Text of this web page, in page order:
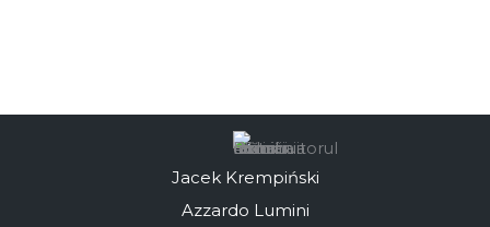
Jacek Krempiński
Azzardo Lumini